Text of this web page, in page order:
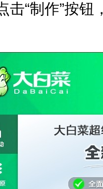
击“制作”按